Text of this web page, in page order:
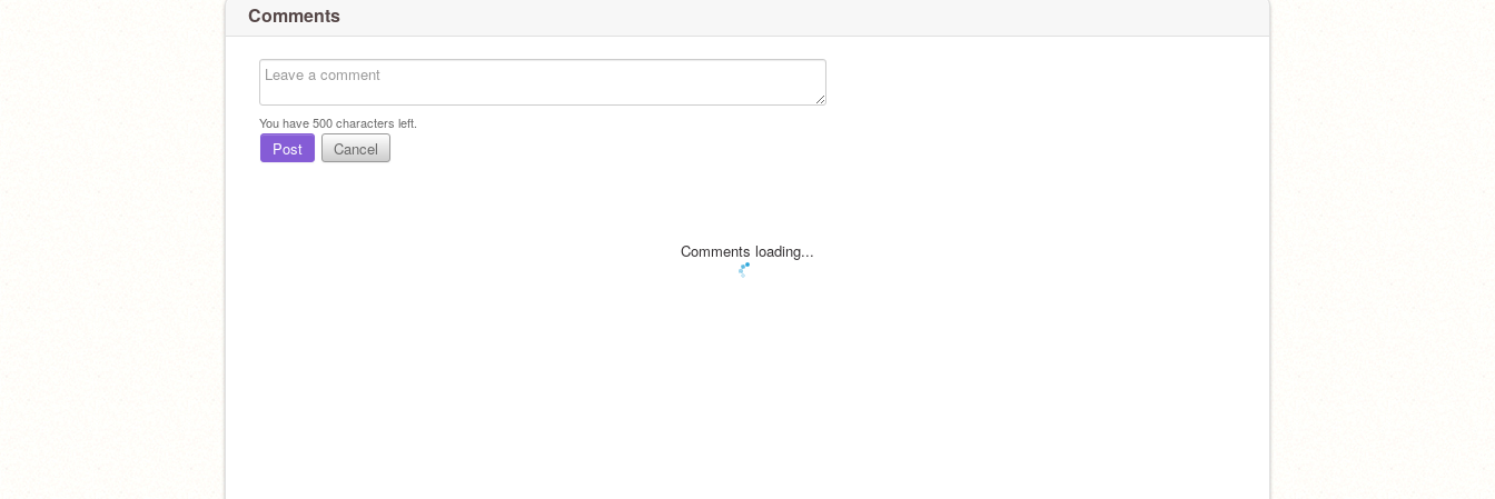
Comments
You have500characters left.
Post Cancel
Comments loading...